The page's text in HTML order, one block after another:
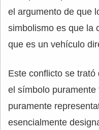
el argumento de que
simbolismo es que la
que es un vehículo
Este conflicto se
el símbolo
puramente
esencialmente